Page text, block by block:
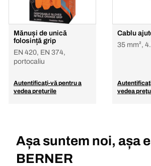
Mănuși de unică
folosință grip
EN 420, EN 374,
portocaliu
Autentificaţi-vă pentru a
vedea preţurile
Cablu
35 mm²,
vedea
Așa suntem noi, așa
BERNER